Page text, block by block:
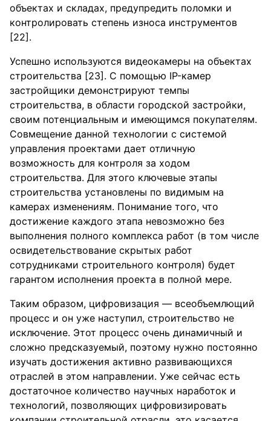
объектах и складах, предупредить поломки и
контролировать степень износа инструментов
[22].
Успешно используются видеокамеры на объектах
строительства [23]. С помощью IP-камер
застройщики демонстрируют темпы
строительства, в области городской застройки,
своим потенциальным и имеющимся покупателям.
Совмещение данной технологии с системой
управления проектами дает отличную
возможность для контроля за ходом
строительства. Для этого ключевые этапы
строительства установлены по видимым на
камерах изменениям. Понимание того, что
достижение каждого этапа невозможно без
выполнения полного комплекса работ (в том числе
освидетельствование скрытых работ
сотрудниками строительного контроля) будет
гарантом исполнения проекта в полной мере.
Таким образом, цифровизация — всеобъемлющий
процесс и он уже наступил, строительство не
исключение. Этот процесс очень динамичный и
сложно предсказуемый, поэтому нужно постоянно
изучать достижения активно развивающихся
отраслей в этом направлении. Уже сейчас есть
достаточное количество научных наработок и
технологий, позволяющих цифровизировать